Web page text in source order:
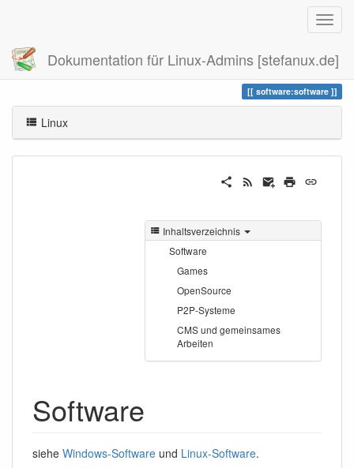
Dokumentation für Linux-Admins [stefanux.de]
Zuletzt angesehen software
software:software
Linux
Inhaltsverzeichnis
Software
Games
OpenSource
P2P-Systeme
CMS und gemeinsames
Arbeiten
Software
siehe Windows-Software und Linux-Software.